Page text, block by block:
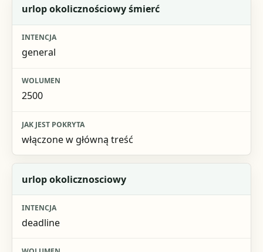
Fraza
Intencja
Wolumen
urlop okolicznościowy śmierć
general
2500
włączone w główną treść
urlop okolicznosciowy
deadline